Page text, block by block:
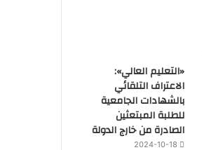
«التعليم العالي»:
الاعتراف التلقائي
بالشهادات الجامعية
للطلبة المبتعثين
الصادرة من خارج الدولة
2024-10-18